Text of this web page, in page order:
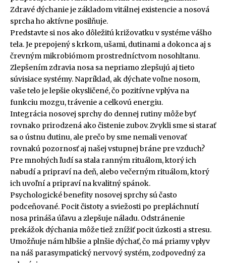
Zdravé dýchanie je základom vitálnej existencie a nosová
sprcha ho aktívne posilňuje.
Predstavte si nos ako dôležitú križovatku v systéme vášho
tela. Je prepojený s krkom, ušami, dutinami a dokonca aj s
črevným mikrobiómom prostredníctvom nosohltanu.
Zlepšením zdravia nosa sa nepriamo zlepšujú aj tieto
súvisiace systémy. Napríklad, ak dýchate voľne nosom,
vaše telo je lepšie okysličené, čo pozitívne vplýva na
funkciu mozgu, trávenie a celkovú energiu.
Integrácia nosovej sprchy do dennej rutiny môže byť
rovnako prirodzená ako čistenie zubov. Zvykli sme si starať
sa o ústnu dutinu, ale prečo by sme nemali venovať
rovnakú pozornosť aj našej vstupnej bráne pre vzduch?
Pre mnohých ľudí sa stala ranným rituálom, ktorý ich
nabudí a pripraví na deň, alebo večerným rituálom, ktorý
ich uvoľní a pripraví na kvalitný spánok.
Psychologické benefity nosovej sprchy sú často
podceňované. Pocit čistoty a sviežosti po prepláchnutí
nosa prináša úľavu a zlepšuje náladu. Odstránenie
prekážok dýchania môže tiež znížiť pocit úzkosti a stresu.
Umožňuje nám hlbšie a plnšie dýchať, čo má priamy vplyv
na náš parasympatický nervový systém, zodpovedný za